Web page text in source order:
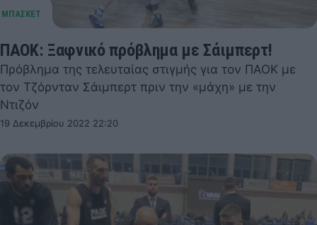
ΠΑΟΚ: Ξαφνικό πρόβλημα με Σάιμπερτ!
Πρόβλημα της τελευταίας στιγμής για τον ΠΑΟΚ με
τον Τζόρνταν Σάιμπερτ πριν την «μάχη» με την
Ντιζόν
19 Δεκεμβρίου 2022 22:20